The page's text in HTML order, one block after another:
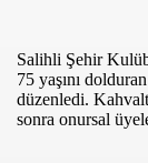
Salihli Şehir
75 yaşını
düzenledi.
sonra onursal